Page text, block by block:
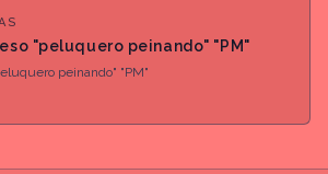
"peluquero peinando" "PM"
peinando" "PM"